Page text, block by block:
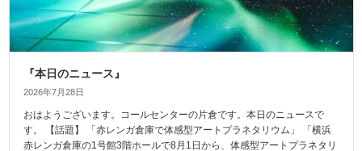
『本日のニュース』
2026年7月28日
おはようございます。コールセンターの片倉です。本日のニュースで
す。 【話題】 「赤レンガ倉庫で体感型アートプラネタリウム」 「横浜
赤レンガ倉庫の1号館3階ホールで8月1日から、体感型アートプラネタリ